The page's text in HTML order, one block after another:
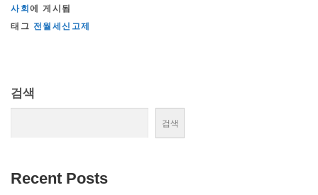
사회에 게시됨
태그 전월세신고제
검색
검색
Recent Posts